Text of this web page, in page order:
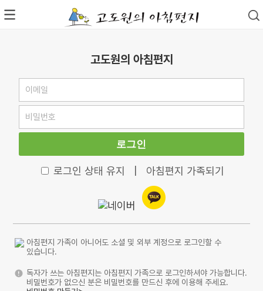
고도원의 아침편지
로그인
로그인 상태 유지 아침편지 가족되기
아침편지 가족이 아니어도 소셜 및 외부 계정으로 로그인할 수
있습니다.
독자가 쓰는 아침편지는 아침편지 가족으로 로그인하셔야 가능합니다.
비밀번호가 없으신 분은 비밀번호를 만드신 후에 이용해 주세요.